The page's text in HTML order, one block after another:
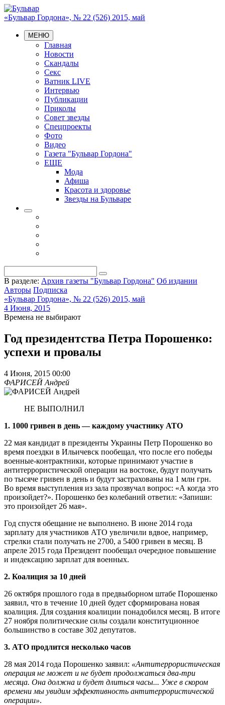
«Бульвар Гордона», № 22 (526) 2015, май
МЕНЮ
Главная
Новости
Скандалы
Секс
Ватник LIVE
Интервью
Публикации
Приколы
Совет звезды
Спецпроекты
Фото
Видео
Газета "Бульвар Гордона"
ЕЩЕ
Мода
Афиша
Красота и здоровье
Звезды на Бульваре
В разделе: Архив газеты "Бульвар Гордона" Об издании
Авторы Подписка
«Бульвар Гордона», № 22 (526) 2015, май
4 Июня, 2015
Времена не выбирают
Год президентства Петра Порошенко:
успехи и провалы
4 Июня, 2015 00:00
ФАРИСЕЙ Андрей
НЕ ВЫПОЛНИЛ
1. 1000 гривен в день — каждому участнику АТО
22 мая кандидат в президенты Украины Петр Порошенко во
время поездки в Ильичевск пообещал, что после его победы
военные-контрактники, которые принимают участие в
антитеррористической операции на востоке, будут получать
по тысяче гривен в день и будут застрахованы на 1 млн грн.
Во время выступления из зала прозвучал вопрос: «А когда это
произойдет?». Порошенко без колебаний ответил: «Запиши:
это произойдет 26 мая».
Год спустя обещание не выполнено. В июне 2014 года
зарплату для участников АТО увеличили вдвое, например,
стрелки стали получать не 2700, а 5400 гривен в месяц. В
апреле 2015 года Президент пообещал очередное повышение
и индексацию зарплат для военных.
2. Коалиция за 10 дней
26 октября прошлого года в предвыборном штабе Порошенко
заявил, что в течение 10 дней будет сформирована новая
коалиция. Для создания коалиции понадобился месяц. В итоге
27 ноября политические силы создали конституционное
большинство в составе 302 депутатов.
3. АТО продлится несколько часов
28 мая 2014 года Порошенко заявил: «Антитеррористическая
операция не может и не будет продолжаться два-три
месяца. Она должна и будет длиться часы... Уже в скором
времени мы увидим эффективность антитеррористической
операции».